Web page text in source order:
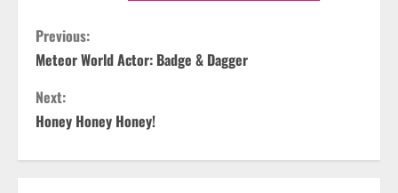
C
o
n
t
Previous:
Meteor World Actor: Badge & Dagger
Next:
Honey Honey Honey!